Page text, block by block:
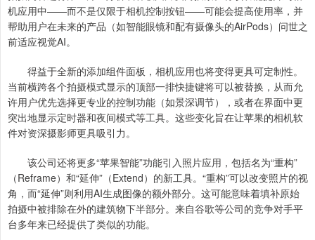
机应用中——而不是仅限于相机控制按钮——可能会提高使用率，并
帮助用户在未来的产品（如智能眼镜和配有摄像头的AirPods）问世之
前适应视觉AI。
得益于全新的添加组件面板，相机应用也将变得更具可定制性。
当前横跨各个拍摄模式显示的顶部一排快捷键将可以被替换，从而允
许用户优先选择更专业的控制功能（如景深调节），或者在界面中更
突出地显示定时器和夜间模式等工具。这些变化旨在让苹果的相机软
件对资深摄影师更具吸引力。
该公司还将更多“苹果智能”功能引入照片应用，包括名为“重构”
（Reframe）和“延伸”（Extend）的新工具。“重构”可以改变照片的视
角，而“延伸”则利用AI生成图像的额外部分。这可能意味着填补原始
拍摄中被排除在外的建筑物下半部分。来自谷歌等公司的竞争对手平
台多年来已经提供了类似的功能。